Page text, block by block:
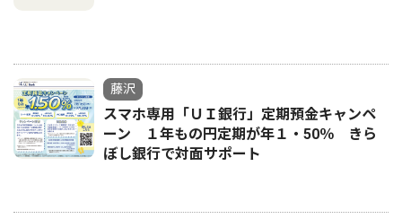
藤沢
スマホ専用「ＵＩ銀行」定期預金キャンペ
ーン １年もの円定期が年１・50％ きら
ぼし銀行で対面サポート